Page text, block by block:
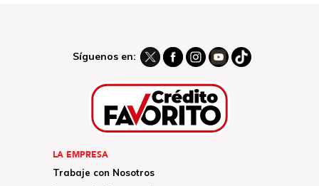
Síguenos en:
LA EMPRESA
Trabaje con Nosotros